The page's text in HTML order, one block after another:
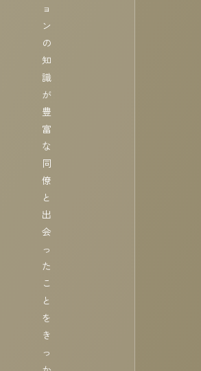
ョ
ン
の
知
識
が
豊
富
な
同
僚
と
出
会
っ
た
こ
と
を
き
っ